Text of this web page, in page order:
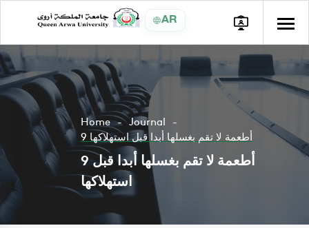
AR
Home
Journal
9 أطعمة لا تقم بغسلها أبدا قبل استهلاكها
9 أطعمة لا تقم بغسلها أبدا قبل
استهلاكها